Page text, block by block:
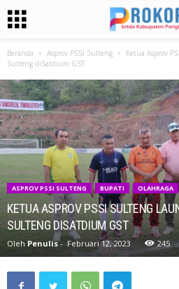
Beranda Asprov PSSI Sulteng
Ketua Asprov
Sulteng diSatdium GST
ASPROV PSSI SULTENG BUPATI OLAHRAGA
KETUA ASPROV PSSI SULTENG
SULTENG DISATDIUM GST
Oleh Penulis- Februari 12, 2023 245